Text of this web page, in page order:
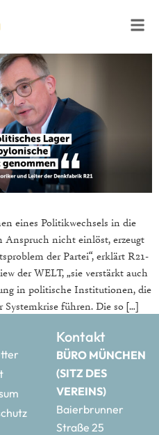
eines Politikwechsels in die
Anspruch nicht einlöst, erzeugt
der Partei“, erklärt R21-
der WELT, „sie verstärkt auch
in politische Institutionen, die
Systemkrise führen. Die so […]
Kontakt
BÜRO MÜNCHEN
(SITZ DES
VEREINS)
Baierbrunner
Straße 25